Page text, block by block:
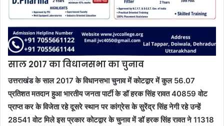
साल 2017 का विधानसभा का चुनाव
उत्तराखंड के साल 2017 के विधानसभा चुनाव में कोटद्वार में कुल 56.07
प्रतिशत मतदान हुआ भारतीय जनता पार्टी के डॉ हरक सिंह रावत 40859 वोट
प्राप्त कर के विजेता रहे दूसरे स्थान पर कांग्रेस के सुरेंद्र सिंह नेगी रहे उन्हें
28541 वोट मिले इस प्रकार कोटद्वार के चुनाव में डॉ हरक सिंह रावत ने 11318